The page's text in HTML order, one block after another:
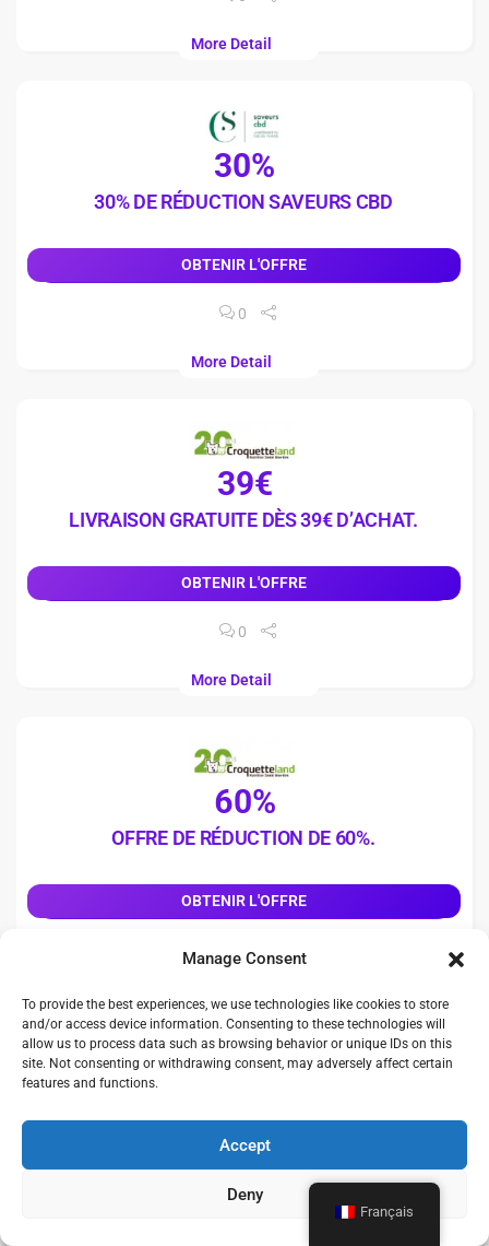
Manage Consent
To provide the best experiences, we use technologies like cookies to store
and/or access device information. Consenting to these technologies will
allow us to process data such as browsing behavior or unique IDs on this
site. Not consenting or withdrawing consent, may adversely affect certain
features and functions.
Accept
Deny
More Detail
30%
30% DE RÉDUCTION SAVEURS CBD
OBTENIR L'OFFRE
0
More Detail
39€
LIVRAISON GRATUITE DÈS 39€ D’ACHAT.
OBTENIR L'OFFRE
0
More Detail
60%
OFFRE DE RÉDUCTION DE 60%.
OBTENIR L'OFFRE
More Detail
30%
OFFRE DE RÉDUCTION DE 30%.
Français